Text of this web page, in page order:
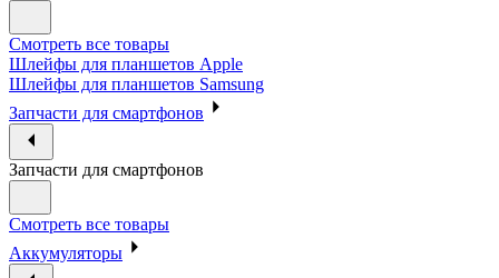
Смотреть все товары
Шлейфы для планшетов Apple
Шлейфы для планшетов Samsung
Запчасти для смартфонов
Запчасти для смартфонов
Смотреть все товары
Аккумуляторы